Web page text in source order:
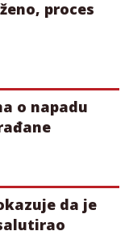
proces
o napadu
da je